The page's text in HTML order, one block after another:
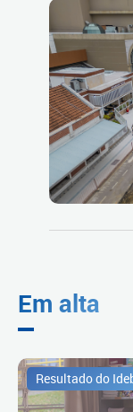
Em alta
Resultado do